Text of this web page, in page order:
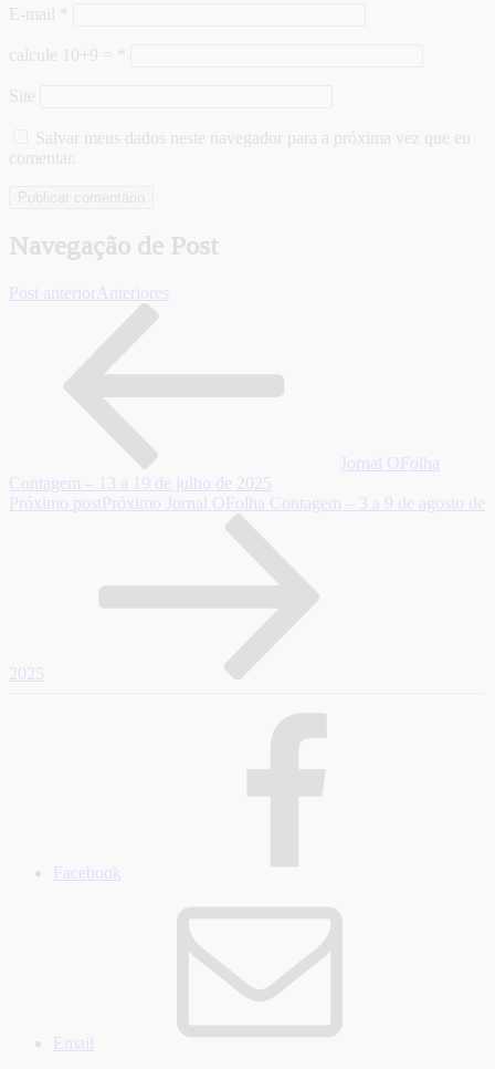
E-mail
calcule 10+9 =
Site
Salvar meus dados neste navegador para a próxima vez que eu
comentar.
Navegação de Post
Post anterior Anteriores
Jornal OFolha
Contagem – 13 a 19 de julho de 2025
Próximo post Próximo Jornal OFolha Contagem – 3 a 9 de agosto de
2025
Facebook
Email